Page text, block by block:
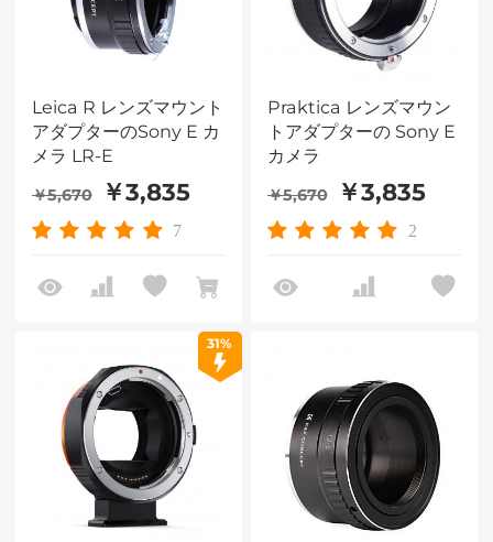
Leica R レンズマウント
アダプターのSony E カ
メラ LR-E
￥5,670 ￥3,835
7
Praktica レンズマウン
トアダプターの Sony E
カメラ
￥5,670 ￥3,835
2
31%